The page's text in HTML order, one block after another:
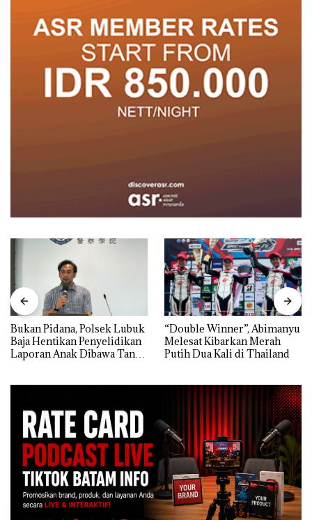
Bukan Pidana, Polsek Lubuk
Baja Hentikan Penyelidikan
Laporan Anak Dibawa Tanpa
“Double Winner”, Abimanyu
Melesat Kibarkan Merah
Putih Dua Kali di Thailand